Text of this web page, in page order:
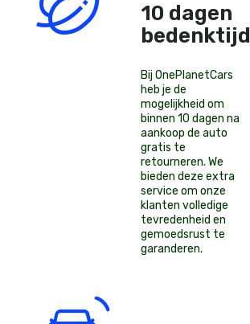
10 dagen
bedenktijd!
Bij OnePlanetCars
heb je de
mogelijkheid om
binnen 10 dagen na
aankoop de auto
gratis te
retourneren. We
bieden deze extra
service om onze
klanten volledige
tevredenheid en
gemoedsrust te
garanderen.